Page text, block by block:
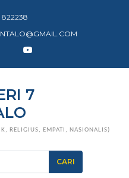
822238
7
RELIGIUS, EMPATI, NASIONALIS)
CARI